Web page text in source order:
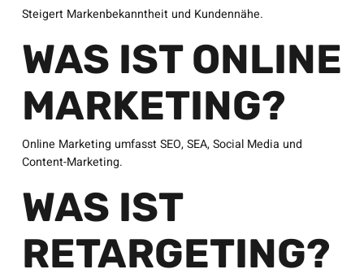
Steigert Markenbekanntheit und Kundennähe.
WAS IST ONLINE
MARKETING?
Online Marketing umfasst SEO, SEA, Social Media und
Content-Marketing.
WAS IST
RETARGETING?